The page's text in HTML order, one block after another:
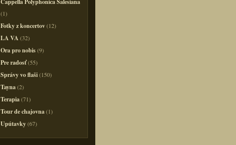
(1)
Fotky z koncertov(12)
LA VA(32)
Ora pro nobis(9)
Pre radosť(55)
Správy vo flaši(150)
Tayna(2)
Terapia(71)
Tour de chajovna(1)
Upútavky(67)